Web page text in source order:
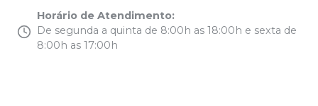
Horário de Atendimento:
De segunda a quinta de 8:00h as 18:00h e sexta de
8:00h as 17:00h